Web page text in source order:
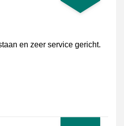
en zeer service gericht.